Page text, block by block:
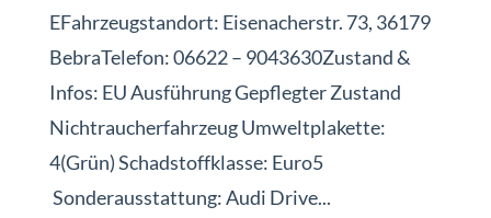
EFahrzeugstandort: Eisenacherstr. 73, 36179
BebraTelefon: 06622 – 9043630Zustand &
Infos: EU Ausführung Gepflegter Zustand
Nichtraucherfahrzeug Umweltplakette:
4(Grün) Schadstoffklasse: Euro5
Sonderausstattung: Audi Drive...